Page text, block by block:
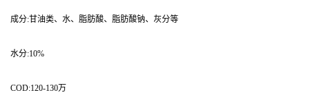
成分:甘油类、水、脂肪酸、脂肪酸钠、灰分等
水分:10%
COD:120-130万